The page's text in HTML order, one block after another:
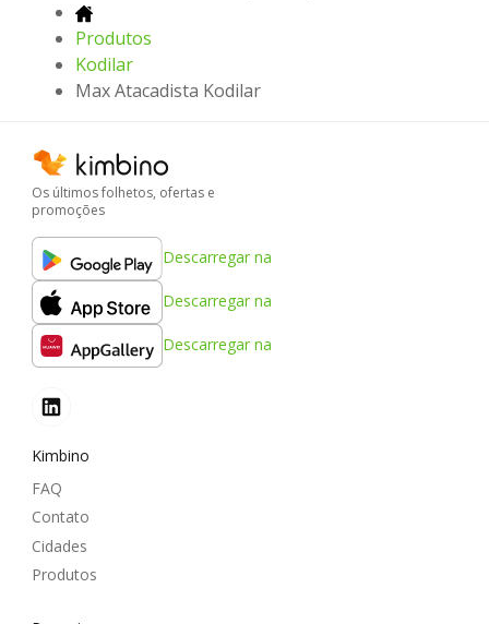
Produtos
Kodilar
Max Atacadista Kodilar
Os últimos folhetos, ofertas e
promoções
Descarregar na
Descarregar na
Descarregar na
Kimbino
FAQ
Contato
Cidades
Produtos